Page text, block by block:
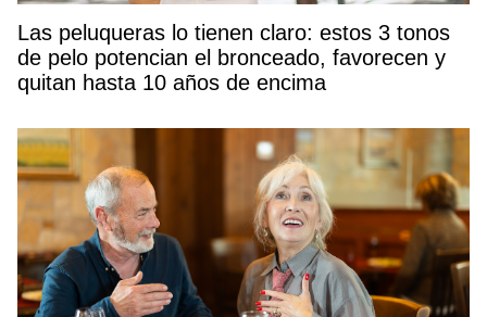
Las peluqueras lo tienen claro: estos 3 tonos
de pelo potencian el bronceado, favorecen y
quitan hasta 10 años de encima